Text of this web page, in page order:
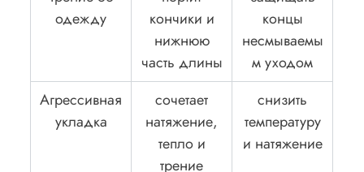
одежду
кончики и
нижнюю
часть длины
концы
несмываемы
м уходом
Агрессивная
укладка
сочетает
натяжение,
тепло и
трение
снизить
температуру
и натяжение